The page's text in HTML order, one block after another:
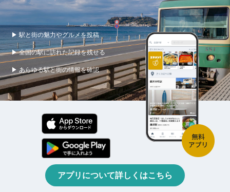
▶ 駅と街の魅力やグルメを投稿
▶ 全国の駅に訪れた記録を残せる
▶ あらゆる駅と街の情報を確認
アプリについて詳しくはこちら